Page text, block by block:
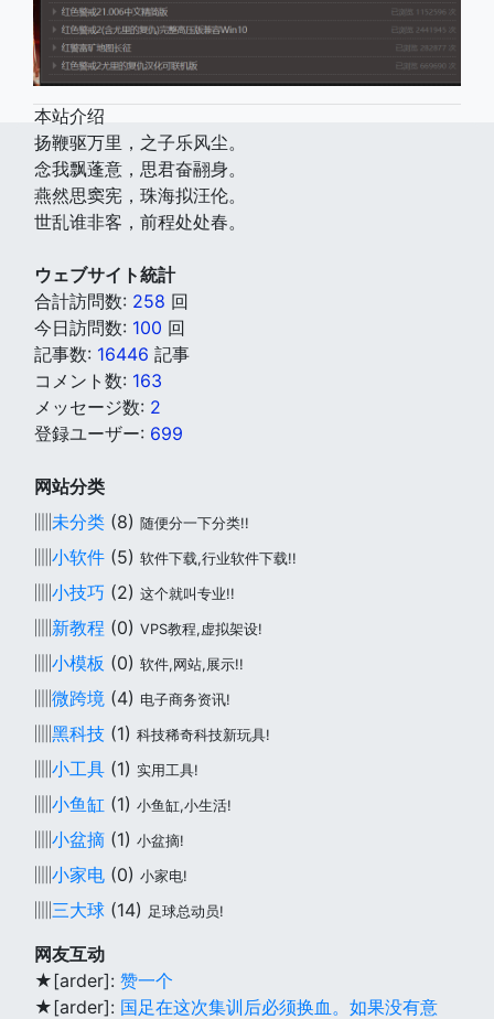
本站介绍
扬鞭驱万里，之子乐风尘。
念我飘蓬意，思君奋翮身。
燕然思窦宪，珠海拟汪伦。
世乱谁非客，前程处处春。
ウェブサイト統計
合計訪問数: 258 回
今日訪問数: 100 回
記事数: 16446 記事
コメント数: 163
メッセージ数: 2
登録ユーザー: 699
网站分类
▥未分类 (8) 随便分一下分类!!
▥小软件 (5) 软件下载,行业软件下载!!
▥小技巧 (2) 这个就叫专业!!
▥新教程 (0) VPS教程,虚拟架设!
▥小模板 (0) 软件,网站,展示!!
▥微跨境 (4) 电子商务资讯!
▥黑科技 (1) 科技稀奇科技新玩具!
▥小工具 (1) 实用工具!
▥小鱼缸 (1) 小鱼缸,小生活!
▥小盆摘 (1) 小盆摘!
▥小家电 (0) 小家电!
▥三大球 (14) 足球总动员!
网友互动
★[arder]: 赞一个
★[arder]: 国足在这次集训后必须换血。如果没有意